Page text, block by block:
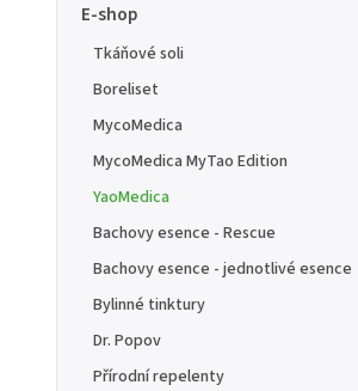
E-shop
Tkáňové soli
Boreliset
MycoMedica
MycoMedica MyTao Edition
YaoMedica
Bachovy esence - Rescue
Bachovy esence - jednotlivé esence
Bylinné tinktury
Dr. Popov
Přírodní repelenty